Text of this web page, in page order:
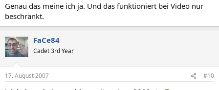
Genau das meine ich ja. Und das funktioniert bei Video nur
beschränkt.
FaCe84
Cadet 3rd Year
17. August 2007 #10